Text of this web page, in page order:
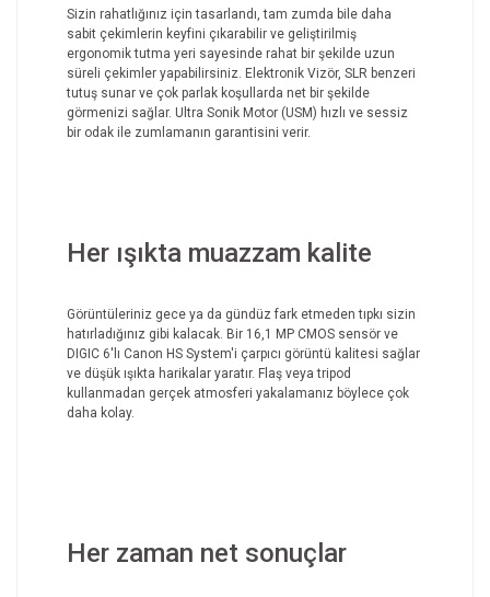
Sizin rahatlığınız için tasarlandı, tam zumda bile daha
sabit çekimlerin keyfini çıkarabilir ve geliştirilmiş
ergonomik tutma yeri sayesinde rahat bir şekilde uzun
süreli çekimler yapabilirsiniz. Elektronik Vizör, SLR benzeri
tutuş sunar ve çok parlak koşullarda net bir şekilde
görmenizi sağlar. Ultra Sonik Motor (USM) hızlı ve sessiz
bir odak ile zumlamanın garantisini verir.
Her ışıkta muazzam kalite
Görüntüleriniz gece ya da gündüz fark etmeden tıpkı sizin
hatırladığınız gibi kalacak. Bir 16,1 MP CMOS sensör ve
DIGIC 6'lı Canon HS System'i çarpıcı görüntü kalitesi sağlar
ve düşük ışıkta harikalar yaratır. Flaş veya tripod
kullanmadan gerçek atmosferi yakalamanız böylece çok
daha kolay.
Her zaman net sonuçlar